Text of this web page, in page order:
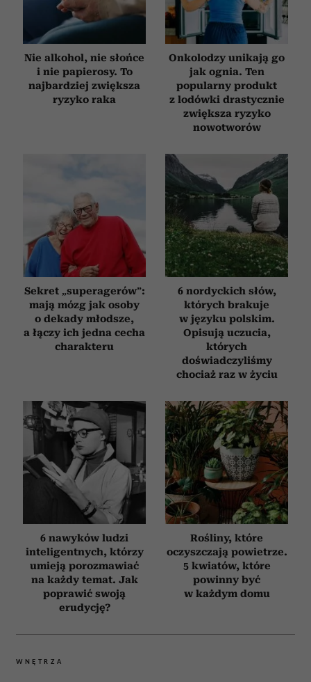
Nie alkohol, nie słońce
i nie papierosy. To
najbardziej zwiększa
ryzyko raka
Onkolodzy unikają go
jak ognia. Ten
popularny produkt
z lodówki drastycznie
zwiększa ryzyko
nowotworów
Sekret „superagerów”:
mają mózg jak osoby
o dekady młodsze,
a łączy ich jedna cecha
charakteru
6 nordyckich słów,
których brakuje
w języku polskim.
Opisują uczucia,
których
doświadczyliśmy
chociaż raz w życiu
6 nawyków ludzi
inteligentnych, którzy
umieją porozmawiać
na każdy temat. Jak
poprawić swoją
erudycję?
Rośliny, które
oczyszczają powietrze.
5 kwiatów, które
powinny być
w każdym domu
WNĘTRZA